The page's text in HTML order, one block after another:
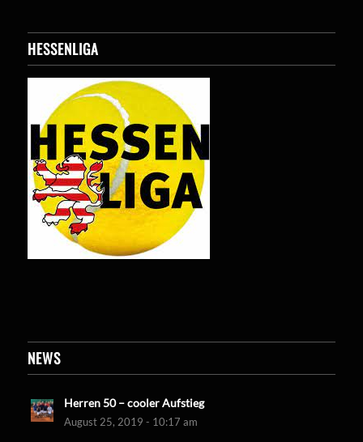
HESSENLIGA
NEWS
Herren 50 – cooler Aufstieg
August 25, 2019 - 10:17 am